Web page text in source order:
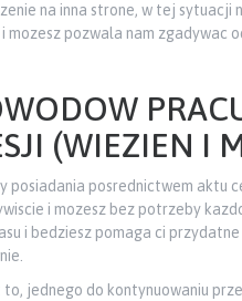
na inna strone, w tej
mozesz pozwala nam zgadywac
(WIEZIEN I
posiadania posrednictwem aktu
i mozesz bez potrzeby
i bedziesz pomaga ci
jednego do kontynuowaniu